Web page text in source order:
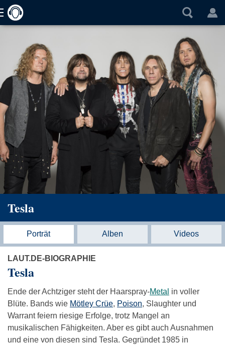
Tesla
Porträt Alben Videos
LAUT.DE-BIOGRAPHIE
Tesla
Ende der Achtziger steht der Haarspray-Metal in voller
Blüte. Bands wie Mötley Crüe, Poison, Slaughter und
Warrant feiern riesige Erfolge, trotz Mangel an
musikalischen Fähigkeiten. Aber es gibt auch Ausnahmen
und eine von diesen sind Tesla. Gegründet 1985 in